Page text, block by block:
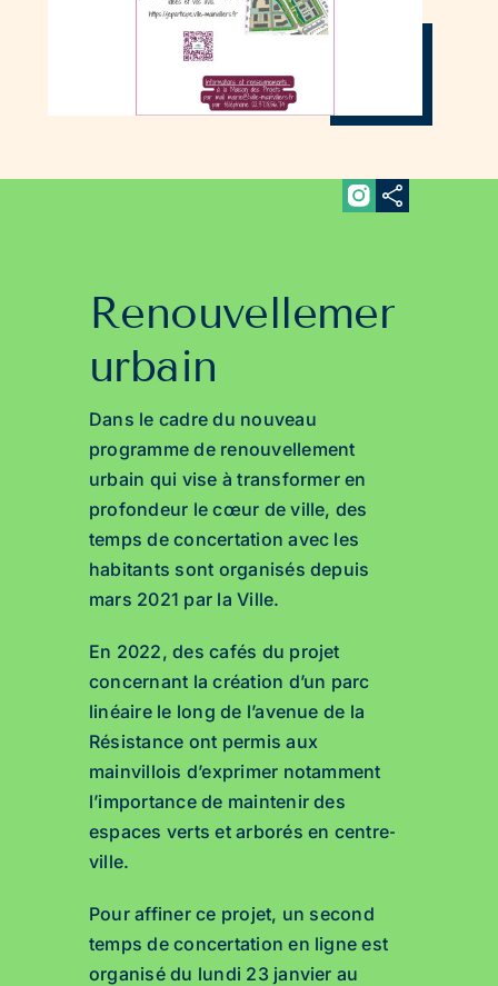
Renouvellement
urbain
Dans le cadre du nouveau
programme de renouvellement
urbain qui vise à transformer en
profondeur le cœur de ville, des
temps de concertation avec les
habitants sont organisés depuis
mars 2021 par la Ville.
En 2022, des cafés du projet
concernant la création d’un parc
linéaire le long de l’avenue de la
Résistance ont permis aux
mainvillois d’exprimer notamment
l’importance de maintenir des
espaces verts et arborés en centre-
ville.
Pour affiner ce projet, un second
temps de concertation en ligne est
organisé du lundi 23 janvier au